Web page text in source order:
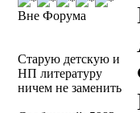
Вне Форума
Старую детскую и
НП литературу
ничем не заменить